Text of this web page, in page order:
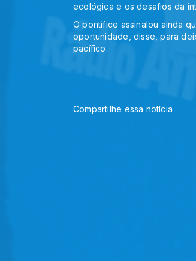
ecológica e os desafios da
O pontífice assinalou ainda
oportunidade, disse, para
pacífico.
Compartilhe essa notícia